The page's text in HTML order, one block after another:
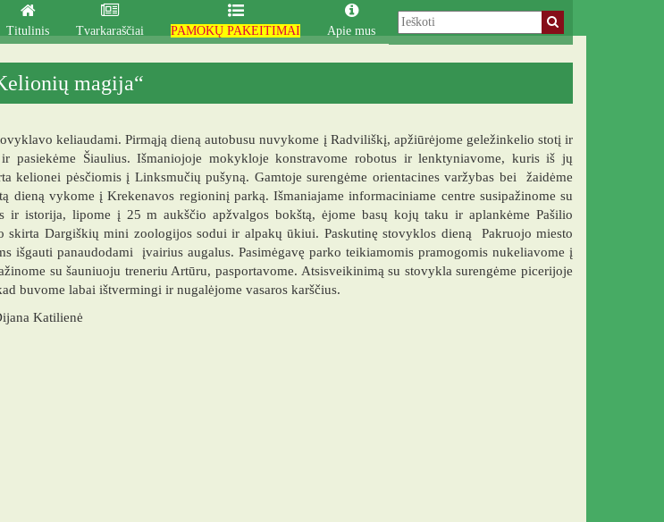
Titulinis Tvarkaraščiai PAMOKŲ PAKEITIMAI Apie mus
magija“
keliaudami. Pirmąją dieną autobusu nuvykome į Radviliškį, apžiūrėjome geležinkelio stotį ir
pasiekėme Šiaulius. Išmaniojoje mokykloje konstravome robotus ir lenktyniavome, kuris iš jų
kelionei pėsčiomis į Linksmučių pušyną. Gamtoje surengėme orientacines varžybas bei žaidėme
dieną vykome į Krekenavos regioninį parką. Išmaniajame informaciniame centre susipažinome su
ir istorija, lipome į 25 m aukščio apžvalgos bokštą, ėjome basų kojų taku ir aplankėme Pašilio
skirta Dargiškių mini zoologijos sodui ir alpakų ūkiui. Paskutinę stovyklos dieną Pakruojo miesto
išgauti panaudodami įvairius augalus. Pasimėgavę parko teikiamomis pramogomis nukeliavome į
su šauniuoju treneriu Artūru, pasportavome. Atsisveikinimą su stovykla surengėme picerijoje
buvome labai ištvermingi ir nugalėjome vasaros karščius.
Katilienė